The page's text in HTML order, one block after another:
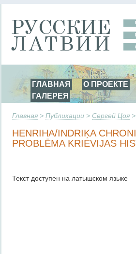
ГЛАВНАЯ О ПРОЕКТЕ
ГАЛЕРЕЯ
Главная > Публикации > Сергей Цоя >
HENRIHA/INDRIĶA
PROBLĒMA KRIEVIJAS
Текст доступен на латышском языке